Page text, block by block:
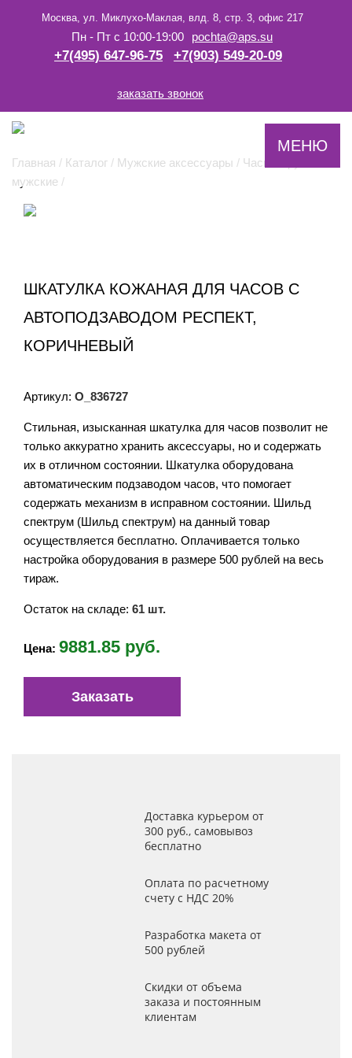
Москва, ул. Миклухо-Маклая, влд. 8, стр. 3, офис 217
Пн - Пт c 10:00-19:00 pochta@aps.su
+7(495) 647-96-75 +7(903) 549-20-09
заказать звонок
МЕНЮ
Главная / Каталог / Мужские аксессуары / Часы наручные
мужские /
ШКАТУЛКА КОЖАНАЯ ДЛЯ ЧАСОВ С
АВТОПОДЗАВОДОМ РЕСПЕКТ,
КОРИЧНЕВЫЙ
Артикул: O_836727
Стильная, изысканная шкатулка для часов позволит не
только аккуратно хранить аксессуары, но и содержать
их в отличном состоянии. Шкатулка оборудована
автоматическим подзаводом часов, что помогает
содержать механизм в исправном состоянии. Шильд
спектрум (Шильд спектрум) на данный товар
осуществляется бесплатно. Оплачивается только
настройка оборудования в размере 500 рублей на весь
тираж.
Остаток на складе: 61 шт.
Цена: 9881.85 руб.
Заказать
Доставка курьером от
300 руб., самовывоз
бесплатно
Оплата по расчетному
счету с НДС 20%
Разработка макета от
500 рублей
Скидки от объема
заказа и постоянным
клиентам